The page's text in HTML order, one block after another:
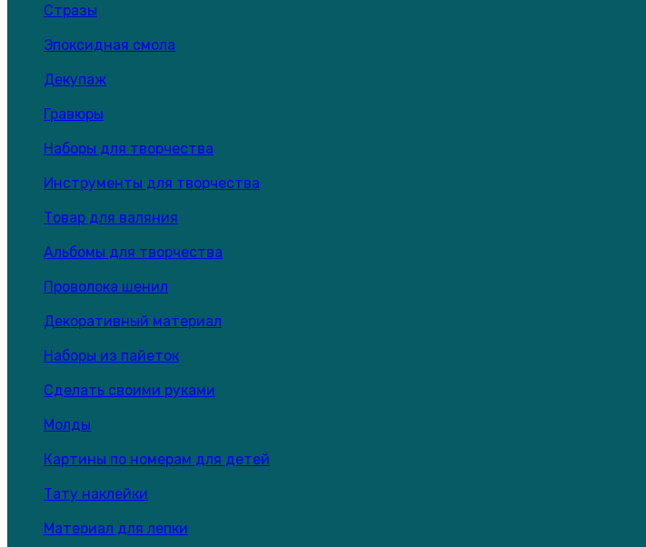
Стразы
Эпоксидная смола
Декупаж
Гравюры
Наборы для творчества
Инструменты для творчества
Товар для валяния
Альбомы для творчества
Проволока шенил
Декоративный материал
Наборы из пайеток
Сделать своими руками
Молды
Картины по номерам для детей
Тату наклейки
Материал для лепки